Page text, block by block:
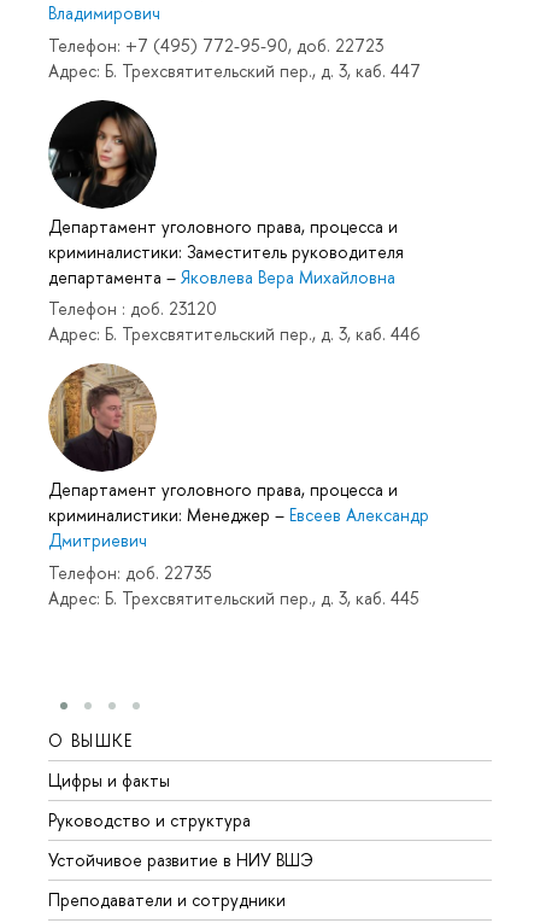
Владимирович
Телефон: +7 (495) 772-95-90, доб. 22723
Адрес: Б. Трехсвятительский пер., д. 3, каб. 447
Департамент уголовного права, процесса и
криминалистики: Заместитель руководителя
департамента – Яковлева Вера Михайловна
Телефон : доб. 23120
Адрес: Б. Трехсвятительский пер., д. 3, каб. 446
Департамент уголовного права, процесса и
криминалистики: Менеджер – Евсеев Александр
Дмитриевич
Телефон: доб. 22735
Адрес: Б. Трехсвятительский пер., д. 3, каб. 445
О ВЫШКЕ
Цифры и факты
Руководство и структура
Устойчивое развитие в НИУ ВШЭ
Преподаватели и сотрудники